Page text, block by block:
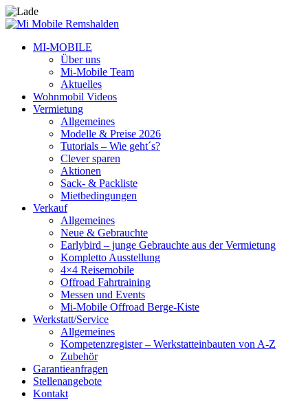
MI-MOBILE
Über uns
Mi-Mobile Team
Aktuelles
Wohnmobil Videos
Vermietung
Allgemeines
Modelle & Preise 2026
Tutorials – Wie geht´s?
Clever sparen
Aktionen
Sack- & Packliste
Mietbedingungen
Verkauf
Allgemeines
Neue & Gebrauchte
Earlybird – junge Gebrauchte aus der Vermietung
Kompletto Ausstellung
4×4 Reisemobile
Offroad Fahrtraining
Messen und Events
Mi-Mobile Offroad Berge-Kiste
Werkstatt/Service
Allgemeines
Kompetenzregister – Werkstatteinbauten von A-Z
Zubehör
Garantieanfragen
Stellenangebote
Kontakt